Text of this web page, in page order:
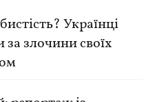
Українці
за злочини своїх